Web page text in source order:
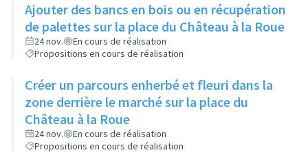
Ajouter des bancs en bois ou en récupération
de palettes sur la place du Château à la Roue
24 nov.
En cours de réalisation
Propositions en cours de réalisation
Créer un parcours enherbé et fleuri dans la
zone derrière le marché sur la place du
Château à la Roue
24 nov.
En cours de réalisation
Propositions en cours de réalisation